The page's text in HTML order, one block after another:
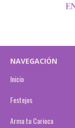
NAVEGACIÓN
Inicio
Festejos
Arma tu Carioca